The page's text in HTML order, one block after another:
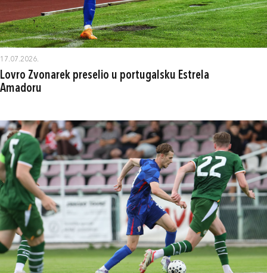
17.07.2026.
Lovro Zvonarek preselio u portugalsku Estrela
Amadoru